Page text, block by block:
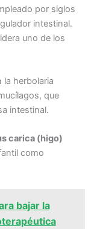
por siglos
intestinal.
uno de los
la herbolaria
que
intestinal.
carica (higo)
como
bajar la